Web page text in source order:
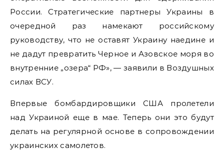
России. Стратегические партнеры Украины в
очередной раз намекают российскому
руководству, что не оставят Украину наедине и
не дадут превратить Черное и Азовское моря во
внутренние „озера“ РФ», — заявили в Воздушных
силах ВСУ.
Впервые бомбардировщики США пролетели
над Украиной еще в мае. Теперь они это будут
делать на регулярной основе в сопровождении
украинских самолетов.